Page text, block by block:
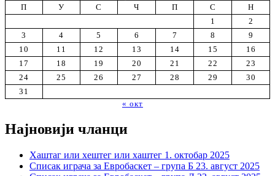
П
У С Ч П С
Н
1
2
3
4 5 6 7 8
9
10
11 12 13 14 15
16
17
18 19 20 21 22
23
24
25 26 27 28 29
30
31
« окт
Најновији чланци
Хаштаг или хештег или хаштег 1. октобар 2025
Списак играча за Евробаскет – група Б 23. август 2025